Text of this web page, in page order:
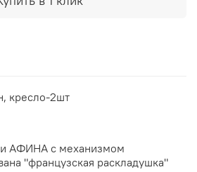
кресло-2шт
АФИНА с механизмом
"французская раскладушка"